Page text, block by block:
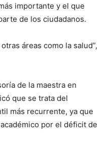
importante y el que
de los ciudadanos.
áreas como la salud”,
de la maestra en
que se trata del
más recurrente, ya que
por el déficit de